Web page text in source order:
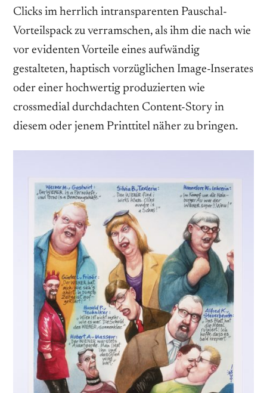
Clicks im herrlich intransparenten Pauschal-
Vorteilspack zu verramschen, als ihm die nach wie
vor evidenten Vorteile eines aufwändig
gestalteten, haptisch vorzüglichen Image-Inserates
oder einer hochwertig produzierten wie
crossmedial durchdachten Content-Story in
diesem oder jenem Printtitel näher zu bringen.